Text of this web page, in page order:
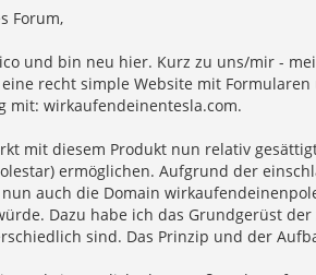
Forum,
und bin neu hier. Kurz zu uns/mir -
recht simple Website mit
mit: wirkaufendeinentesla.com.
mit diesem Produkt nun relativ
ermöglichen. Aufgrund der
auch die Domain
Dazu habe ich das Grundgerüst
sind. Das Prinzip und der